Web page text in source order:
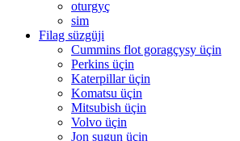
oturgyç
sim
Filag süzgüji
Cummins flot goragçysy üçin
Perkins üçin
Katerpillar üçin
Komatsu üçin
Mitsubish üçin
Volvo üçin
Jon sugun üçin